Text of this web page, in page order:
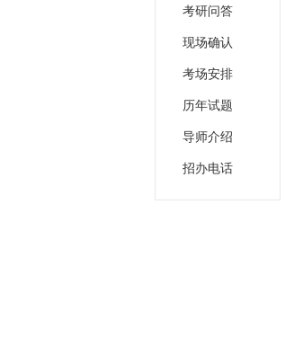
考研问答
现场确认
考场安排
历年试题
导师介绍
招办电话